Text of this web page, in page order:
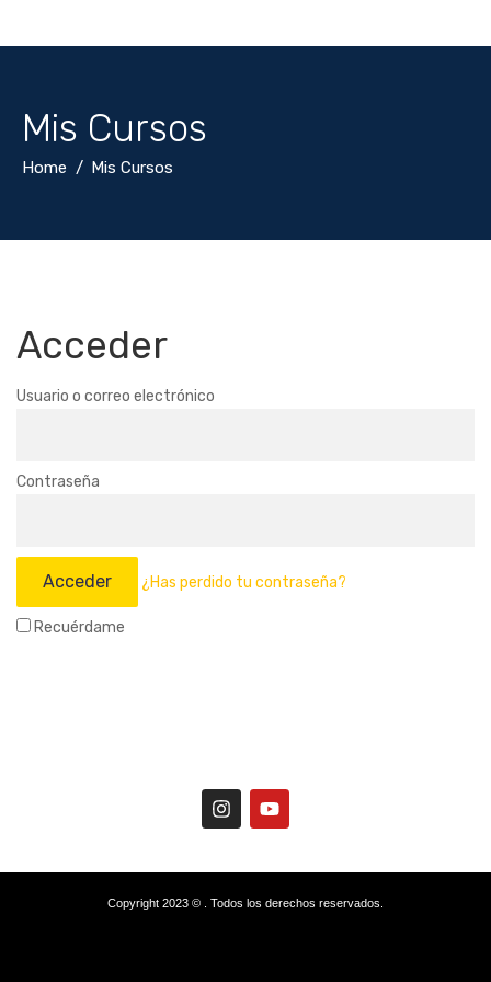
Mis Cursos
Home Mis Cursos
Acceder
Usuario o correo electrónico
Contraseña
¿Has perdido tu contraseña?
Recuérdame
Copyright 2023 © . Todos los derechos reservados.